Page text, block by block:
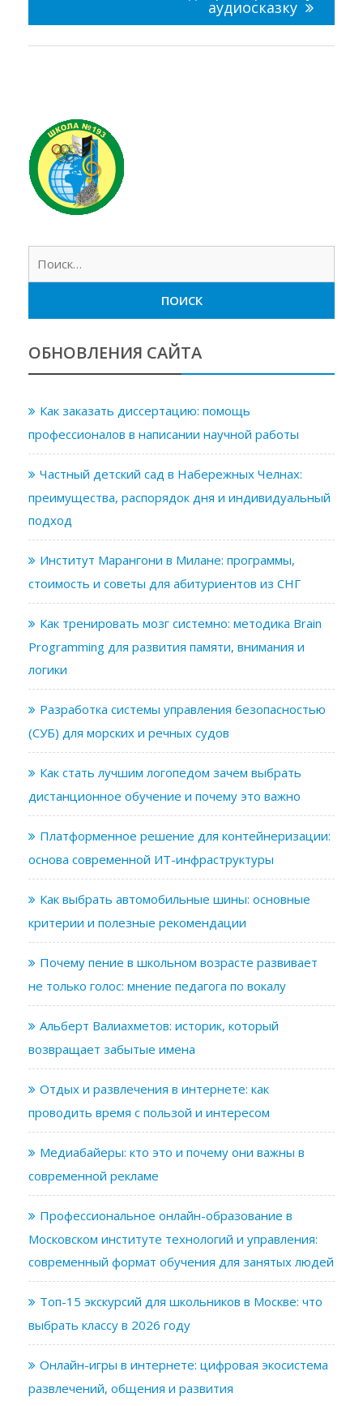
аудиосказку
ОБНОВЛЕНИЯ САЙТА
Как заказать диссертацию: помощь
профессионалов в написании научной работы
Частный детский сад в Набережных Челнах:
преимущества, распорядок дня и индивидуальный
подход
Институт Марангони в Милане: программы,
стоимость и советы для абитуриентов из СНГ
Как тренировать мозг системно: методика Brain
Programming для развития памяти, внимания и
логики
Разработка системы управления безопасностью
(СУБ) для морских и речных судов
Как стать лучшим логопедом зачем выбрать
дистанционное обучение и почему это важно
Платформенное решение для контейнеризации:
основа современной ИТ-инфраструктуры
Как выбрать автомобильные шины: основные
критерии и полезные рекомендации
Почему пение в школьном возрасте развивает
не только голос: мнение педагога по вокалу
Альберт Валиахметов: историк, который
возвращает забытые имена
Отдых и развлечения в интернете: как
проводить время с пользой и интересом
Медиабайеры: кто это и почему они важны в
современной рекламе
Профессиональное онлайн-образование в
Московском институте технологий и управления:
современный формат обучения для занятых людей
Топ-15 экскурсий для школьников в Москве: что
выбрать классу в 2026 году
Онлайн-игры в интернете: цифровая экосистема
развлечений, общения и развития